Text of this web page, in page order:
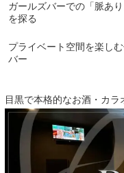
ガールズバーでの「脈あ
を探る
プライベート空間を楽し
バー
目黒で本格的なお酒・カ